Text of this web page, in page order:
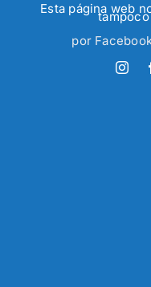
Esta página web
por